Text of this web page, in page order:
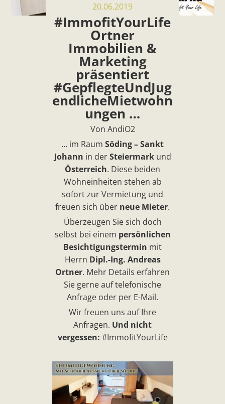
20.06.2019
#ImmofitYourLife
Ortner
Immobilien &
Marketing
präsentiert
#GepflegteUndJug
endlicheMietwohn
ungen …
Von AndiO2
… im Raum Söding – Sankt
Johann in derSteiermarkund
Österreich. Diese beiden
Wohneinheiten stehen ab
sofort zur Vermietung und
freuen sich über neue Mieter.
Überzeugen Sie sich doch
selbst bei einem persönlichen
Besichtigungstermin mit
Herrn Dipl.-Ing. Andreas
Ortner. Mehr Details erfahren
Sie gerne auf telefonische
Anfrage oder per E-Mail.
Wir freuen uns auf Ihre
Anfragen. Und nicht
vergessen: #ImmofitYourLife